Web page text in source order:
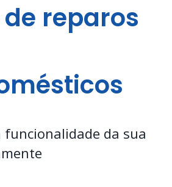
reparos
funcionalidade da sua